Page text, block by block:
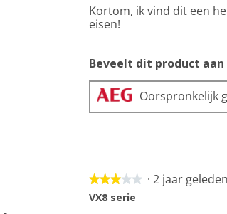
Kortom, ik vind dit een
eisen!
Beveelt dit product aan
Oorspronkelijk
★★★★★
★★★★★
3
· 2 jaar geleden
VX8 serie